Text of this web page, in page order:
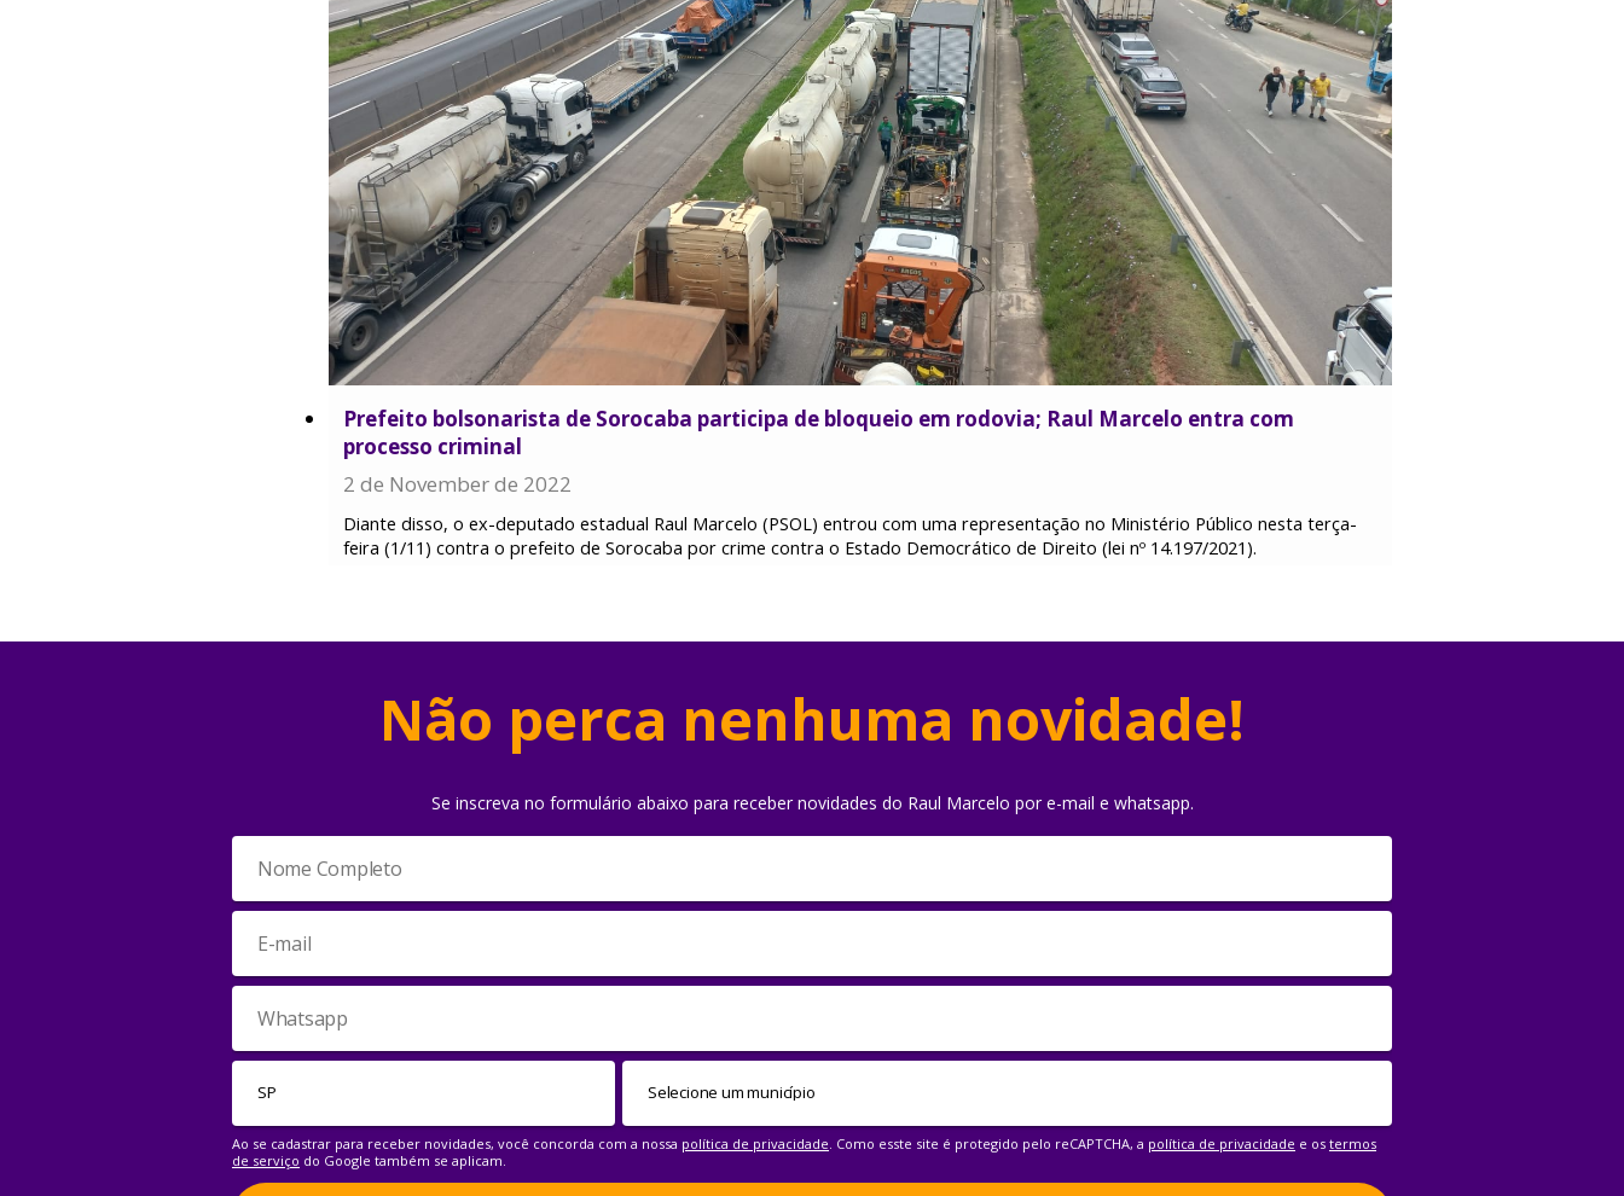
Prefeito bolsonarista de Sorocaba participa de bloqueio em rodovia; Raul Marcelo entra com
processo criminal
2 de November de 2022
Diante disso, o ex-deputado estadual Raul Marcelo (PSOL) entrou com uma representação no Ministério Público nesta terça-
feira (1/11) contra o prefeito de Sorocaba por crime contra o Estado Democrático de Direito (lei nº 14.197/2021).
Não perca nenhuma novidade!
Se inscreva no formulário abaixo para receber novidades do Raul Marcelo por e-mail e whatsapp.
Ao se cadastrar para receber novidades, você concorda com a nossa política de privacidade. Como esste site é protegido pelo reCAPTCHA, a política de privacidade e os termos
de serviço do Google também se aplicam.